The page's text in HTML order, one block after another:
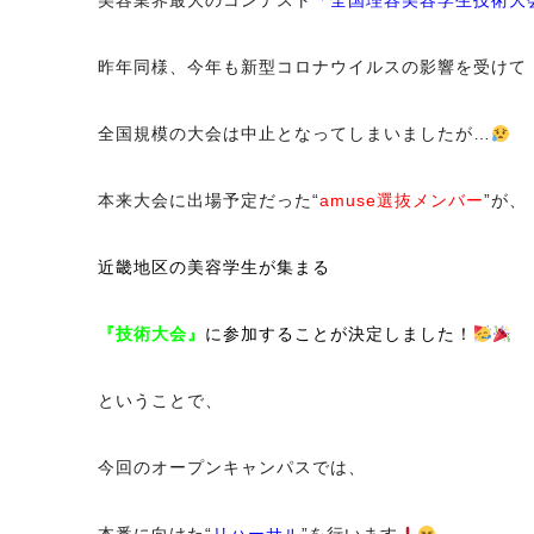
昨年同様、今年も新型コロナウイルスの影響を受けて
全国規模の大会は中止となってしまいましたが…
本来大会に出場予定だった“amuse選抜メンバー”が、
近畿地区の美容学生が集まる
『技術大会』 に参加することが決定しました！
ということで、
今回のオープンキャンパスでは、